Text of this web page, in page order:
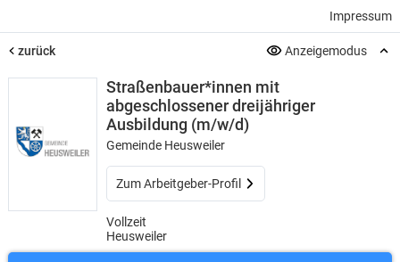
Impressum
zurück Anzeigemodus
Straßenbauer*innen mit
abgeschlossener dreijähriger
Ausbildung (m/w/d)
Gemeinde Heusweiler
Zum Arbeitgeber-Profil
Vollzeit
Heusweiler